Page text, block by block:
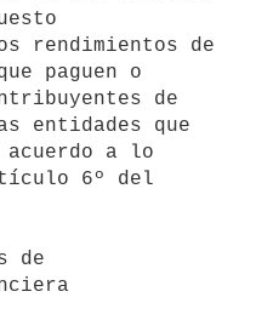
rendimientos de
paguen o
de
entidades que
a lo
6º del
de